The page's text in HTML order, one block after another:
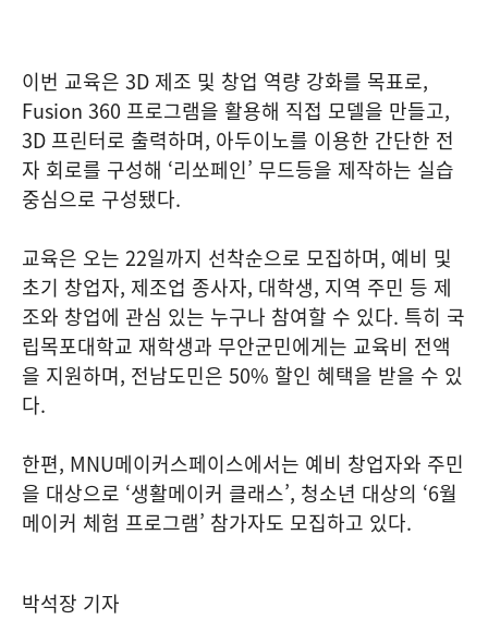
이번 교육은 3D 제조 및 창업 역량 강화를 목표로,
Fusion 360 프로그램을 활용해 직접 모델을 만들고,
3D 프린터로 출력하며, 아두이노를 이용한 간단한 전
자 회로를 구성해 ‘리쏘페인’ 무드등을 제작하는 실습
중심으로 구성됐다.
교육은 오는 22일까지 선착순으로 모집하며, 예비 및
초기 창업자, 제조업 종사자, 대학생, 지역 주민 등 제
조와 창업에 관심 있는 누구나 참여할 수 있다. 특히 국
립목포대학교 재학생과 무안군민에게는 교육비 전액
을 지원하며, 전남도민은 50% 할인 혜택을 받을 수 있
다.
한편, MNU메이커스페이스에서는 예비 창업자와 주민
을 대상으로 ‘생활메이커 클래스’, 청소년 대상의 ‘6월
메이커 체험 프로그램’ 참가자도 모집하고 있다.
박석장 기자